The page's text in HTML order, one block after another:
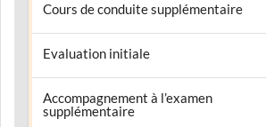
Cours de conduite supplémentaire
Evaluation initiale
Accompagnement à l’examen
supplémentaire